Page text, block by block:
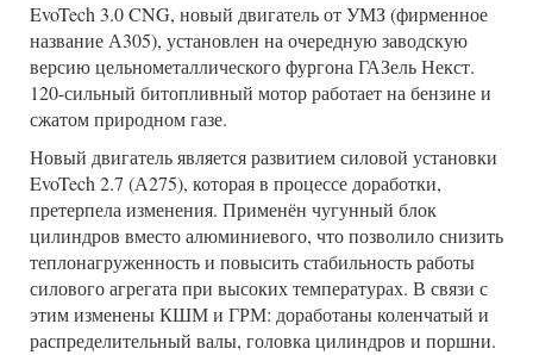
EvoTech 3.0 CNG, новый двигатель от УМЗ (фирменное
название А305), установлен на очередную заводскую
версию цельнометаллического фургона ГАЗель Некст.
120-сильный битопливный мотор работает на бензине и
сжатом природном газе.
Новый двигатель является развитием силовой установки
EvoTech 2.7 (А275), которая в процессе доработки,
претерпела изменения. Применён чугунный блок
цилиндров вместо алюминиевого, что позволило снизить
теплонагруженность и повысить стабильность работы
силового агрегата при высоких температурах. В связи с
этим изменены КШМ и ГРМ: доработаны коленчатый и
распределительный валы, головка цилиндров и поршни.